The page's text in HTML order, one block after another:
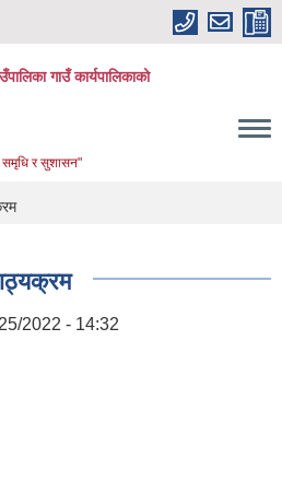
गाउँ कार्यपालिकाको
समृधि र सुशासन"
2022 - 14:32